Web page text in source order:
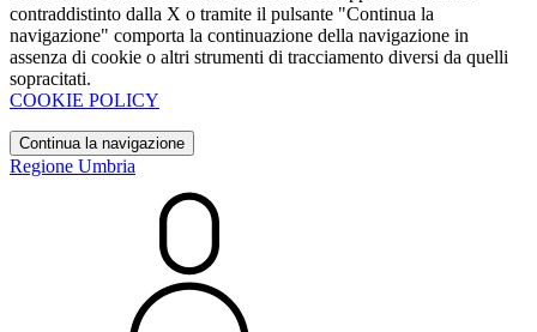
contraddistinto dalla X o tramite il pulsante "Continua la
navigazione" comporta la continuazione della navigazione in
assenza di cookie o altri strumenti di tracciamento diversi da quelli
sopracitati.
COOKIE POLICY
Continua la navigazione
Regione Umbria